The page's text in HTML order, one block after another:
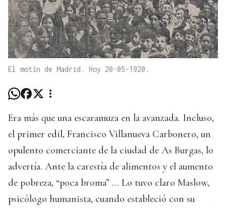
El motín de Madrid. Hoy 20-05-1920.
Era más que una escaramuza en la avanzada. Incluso,
el primer edil, Francisco Villanueva Carbonero, un
opulento comerciante de la ciudad de As Burgas, lo
advertía. Ante la carestía de alimentos y el aumento
de pobreza, “poca broma” ... Lo tuvo claro Maslow,
psicólogo humanista, cuando estableció con su